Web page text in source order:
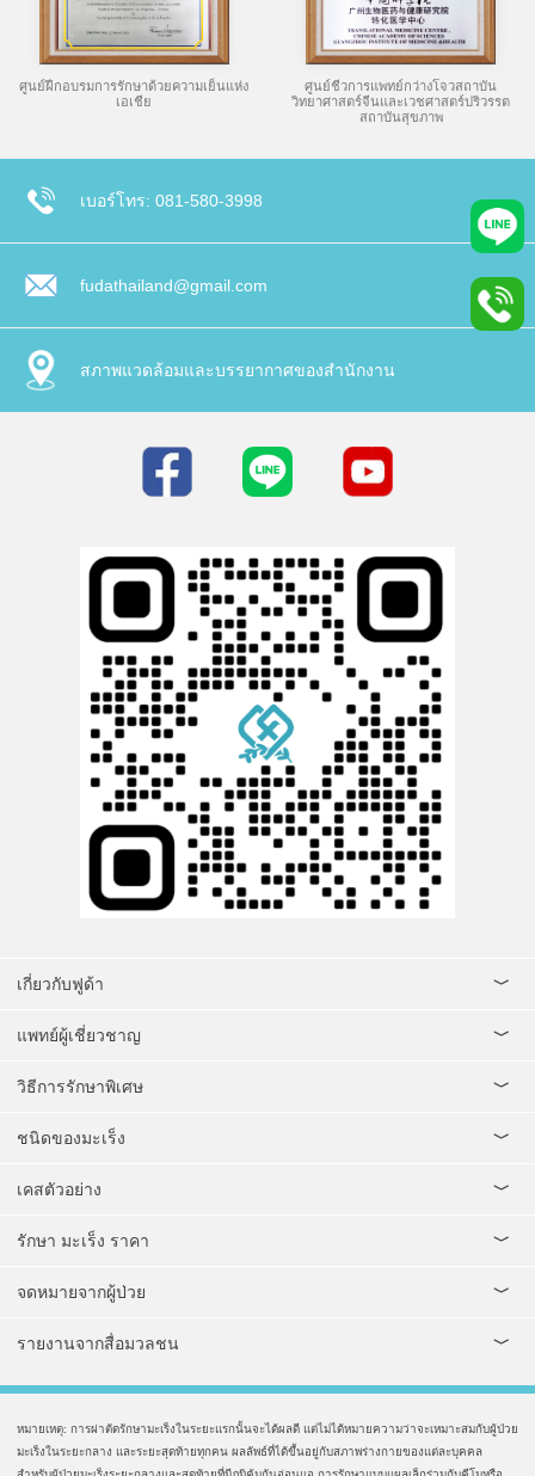
ศูนย์ฝึกอบรมการรักษาด้วยความเย็นแห่ง
เอเชีย
ศูนย์ชีวการแพทย์กว่างโจวสถาบัน
วิทยาศาสตร์จีนและเวชศาสตร์ปริวรรต
สถาบันสุขภาพ
เบอร์โทร: 081-580-3998
fudathailand@gmail.com
สภาพแวดล้อมและบรรยากาศของสำนักงาน
เกี่ยวกับฟูด้า
แพทย์ผู้เชี่ยวชาญ
วิธีการรักษาพิเศษ
ชนิดของมะเร็ง
เคสตัวอย่าง
รักษา มะเร็ง ราคา
จดหมายจากผู้ป่วย
รายงานจากสื่อมวลชน
หมายเหตุ: การผ่าตัดรักษามะเร็งในระยะแรกนั้นจะได้ผลดี แต่ไม่ได้หมายความว่าจะเหมาะสมกับผู้ป่วย
มะเร็งในระยะกลาง และระยะสุดท้ายทุกคน ผลลัพธ์ที่ได้ขึ้นอยู่กับสภาพร่างกายของแต่ละบุคคล